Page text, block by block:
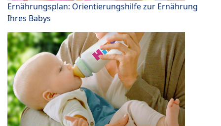
Ernährungsplan: Orientierungshilfe zur Ernährung
Ihres Babys